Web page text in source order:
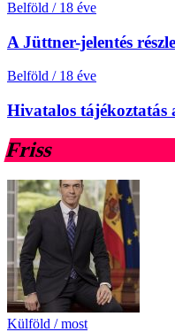
Belföld / 18 éve
A Jüttner-jelentés
Belföld / 18 éve
Hivatalos tájékoztatás
Friss
Külföld / most